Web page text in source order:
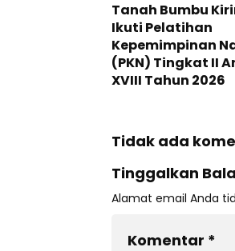
Tanah Bumbu
Ikuti Pelatihan
Kepemimpinan
(PKN) Tingkat II
XVIII Tahun 2026
Tidak ada
Tinggalkan
Alamat email Anda
Komentar *